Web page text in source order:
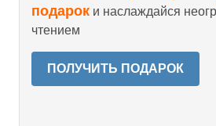
подарок и наслаждайся
чтением
ПОЛУЧИТЬ ПОДАРОК